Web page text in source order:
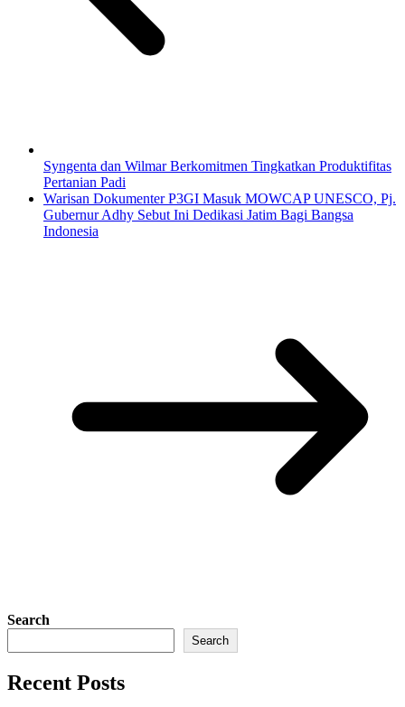
Syngenta dan Wilmar Berkomitmen Tingkatkan Produktifitas
Pertanian Padi
Warisan Dokumenter P3GI Masuk MOWCAP UNESCO, Pj.
Gubernur Adhy Sebut Ini Dedikasi Jatim Bagi Bangsa
Indonesia
Search
Search
Recent Posts